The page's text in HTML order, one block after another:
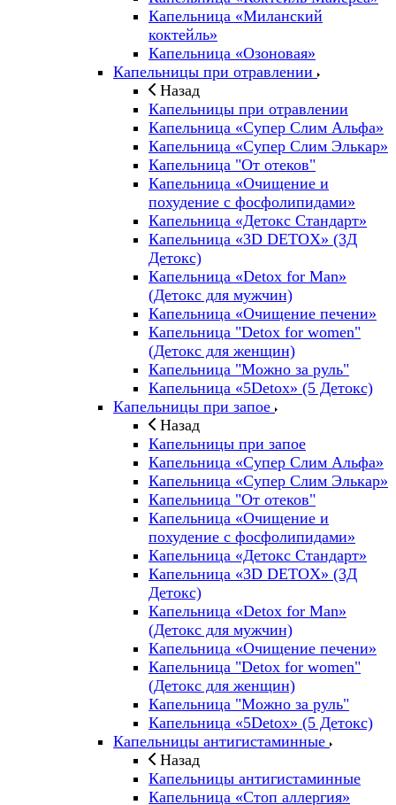
Капельница «Миланский
коктейль»
Капельница «Озоновая»
Капельницы при отравлении
Назад
Капельницы при отравлении
Капельница «Супер Слим Альфа»
Капельница «Супер Слим Элькар»
Капельница "От отеков"
Капельница «Очищение и
похудение с фосфолипидами»
Капельница «Детокс Стандарт»
Капельница «3D DETOX» (3Д
Детокс)
Капельница «Detox for Man»
(Детокс для мужчин)
Капельница «Очищение печени»
Капельница "Detox for women"
(Детокс для женщин)
Капельница "Можно за руль"
Капельница «5Detox» (5 Детокс)
Капельницы при запое
Назад
Капельницы при запое
Капельница «Супер Слим Альфа»
Капельница «Супер Слим Элькар»
Капельница "От отеков"
Капельница «Очищение и
похудение с фосфолипидами»
Капельница «Детокс Стандарт»
Капельница «3D DETOX» (3Д
Детокс)
Капельница «Detox for Man»
(Детокс для мужчин)
Капельница «Очищение печени»
Капельница "Detox for women"
(Детокс для женщин)
Капельница "Можно за руль"
Капельница «5Detox» (5 Детокс)
Капельницы антигистаминные
Назад
Капельницы антигистаминные
Капельница «Стоп аллергия»